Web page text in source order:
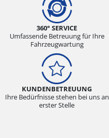
360° SERVICE
Umfassende Betreuung für Ihre
Fahrzeugwartung
KUNDENBETREUUNG
Ihre Bedürfnisse stehen bei uns an
erster Stelle